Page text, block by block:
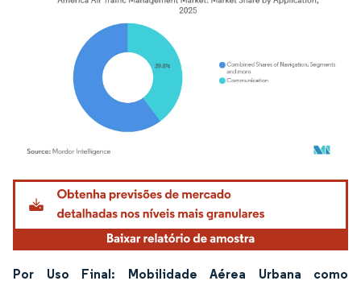
Imagem © Mordor Intelligence. O reuso requer atribuição conforme CC BY 4.0.
Por Uso Final: Mobilidade Aérea Urbana como